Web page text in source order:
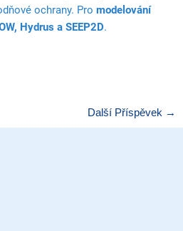
ochrany. Promodelování
Hydrus a SEEP2D.
Další Příspěvek →